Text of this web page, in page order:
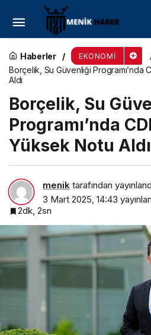
Haberler EKONOMI
Borçelik, Su Güvenliği Programı’nda
Aldı
Borçelik, Su
Programı’nda
Yüksek Notu Aldı
menik tarafından
3 Mart 2025, 14:43
2dk, 2sn
Erkport ve Noatum
Bitmiş Araç Taşımacılığı